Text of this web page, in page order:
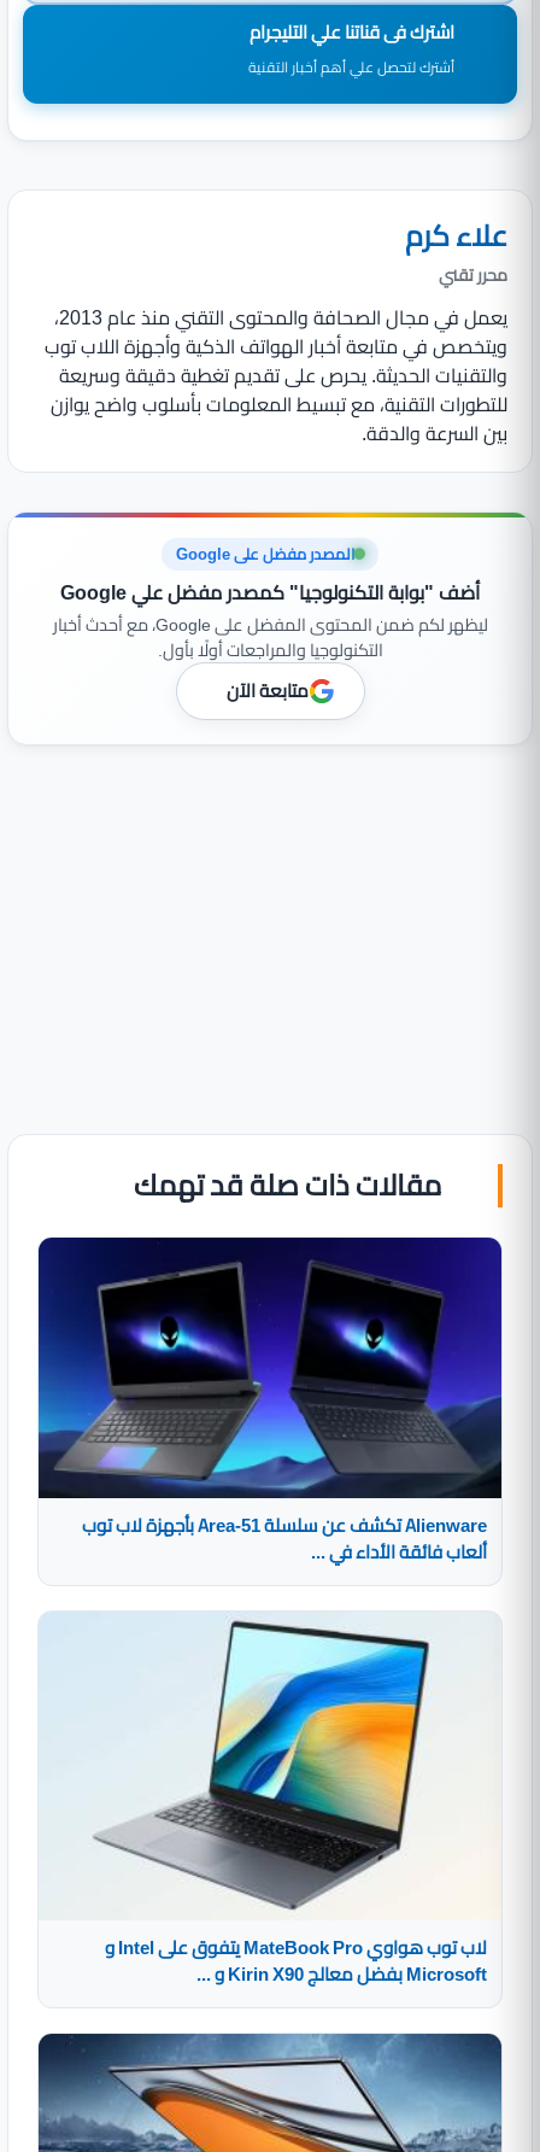
اشترك فى قناتنا علي التليجرام
أشترك لتحصل علي أهم أخبار التقنية
علاء كرم
محرر تقني
يعمل في مجال الصحافة والمحتوى التقني منذ عام 2013،
ويتخصص في متابعة أخبار الهواتف الذكية وأجهزة اللاب توب
والتقنيات الحديثة. يحرص على تقديم تغطية دقيقة وسريعة
للتطورات التقنية، مع تبسيط المعلومات بأسلوب واضح يوازن
بين السرعة والدقة.
المصدر مفضل على Google
أضف "بوابة التكنولوجيا" كمصدر مفضل علي Google
ليظهر لكم ضمن المحتوى المفضل على Google، مع أحدث أخبار
التكنولوجيا والمراجعات أولًا بأول.
متابعة الآن
مقالات ذات صلة قد تهمك
Alienware تكشف عن سلسلة Area-51 بأجهزة لاب توب
ألعاب فائقة الأداء في ...
لاب توب هواوي MateBook Pro يتفوق على Intel و
Microsoft بفضل معالج Kirin X90 و ...